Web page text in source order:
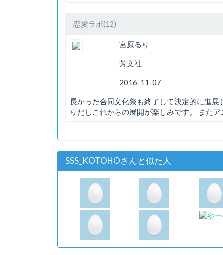
恋愛ラボ(12)
宮原るり
芳文社
2016-11-07
長かった合同文化祭も終了して決定的に進
りだしこれからの展開が楽しみです。 また
SSS_KOTOHOさんと似た人